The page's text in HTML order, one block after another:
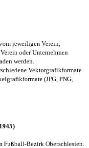
jeweiligen Verein,
oder Unternehmen
werden.
Vektorgrafikformate
(JPG, PNG,
Fußball-Bezirk Oberschlesien.